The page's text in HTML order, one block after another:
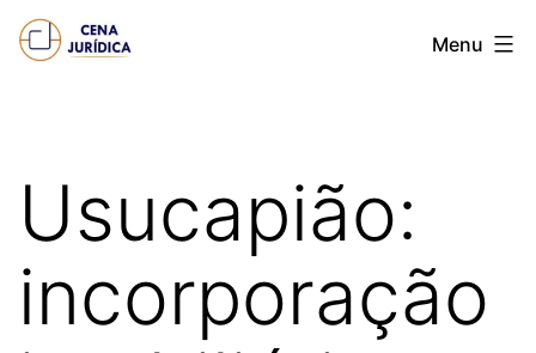
Pular
para
Cena
Menu
Usucapião:
incorporação